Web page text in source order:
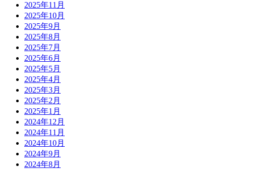
2025年11月
2025年10月
2025年9月
2025年8月
2025年7月
2025年6月
2025年5月
2025年4月
2025年3月
2025年2月
2025年1月
2024年12月
2024年11月
2024年10月
2024年9月
2024年8月